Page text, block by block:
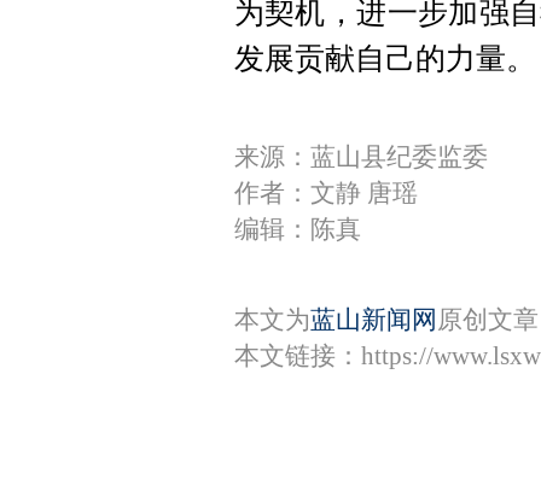
为契机，进一步加强
发展贡献自己的力量。
来源：蓝山县纪委监委
作者：文静 唐瑶
编辑：陈真
本文为蓝山新闻网 原创文
本文链接： https://